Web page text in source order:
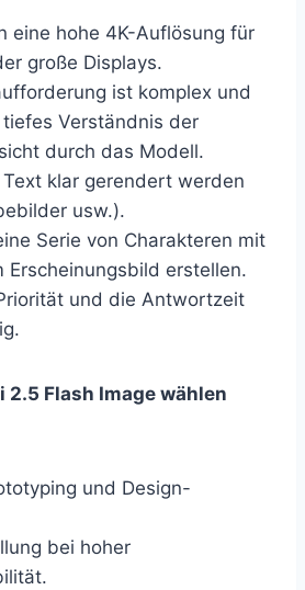
eine hohe 4K-Auflösung für
große Displays.
ist komplex und
Verständnis der
durch das Modell.
klar gerendert werden
usw.).
Serie von Charakteren mit
Erscheinungsbild erstellen.
und die Antwortzeit
2.5 Flash Image wählen
und Design-
bei hoher